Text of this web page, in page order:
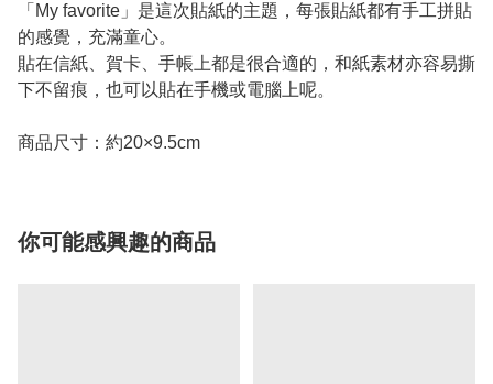
「My favorite」是這次貼紙的主題，每張貼紙都有手工拼貼
的感覺，充滿童心。
貼在信紙、賀卡、手帳上都是很合適的，和紙素材亦容易撕
下不留痕，也可以貼在手機或電腦上呢。
商品尺寸：約20×9.5cm
你可能感興趣的商品